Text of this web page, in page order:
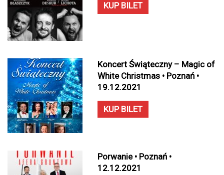
KUP BILET
Koncert Świąteczny – Magic of
White Christmas • Poznań •
19.12.2021
KUP BILET
Porwanie • Poznań •
12.12.2021